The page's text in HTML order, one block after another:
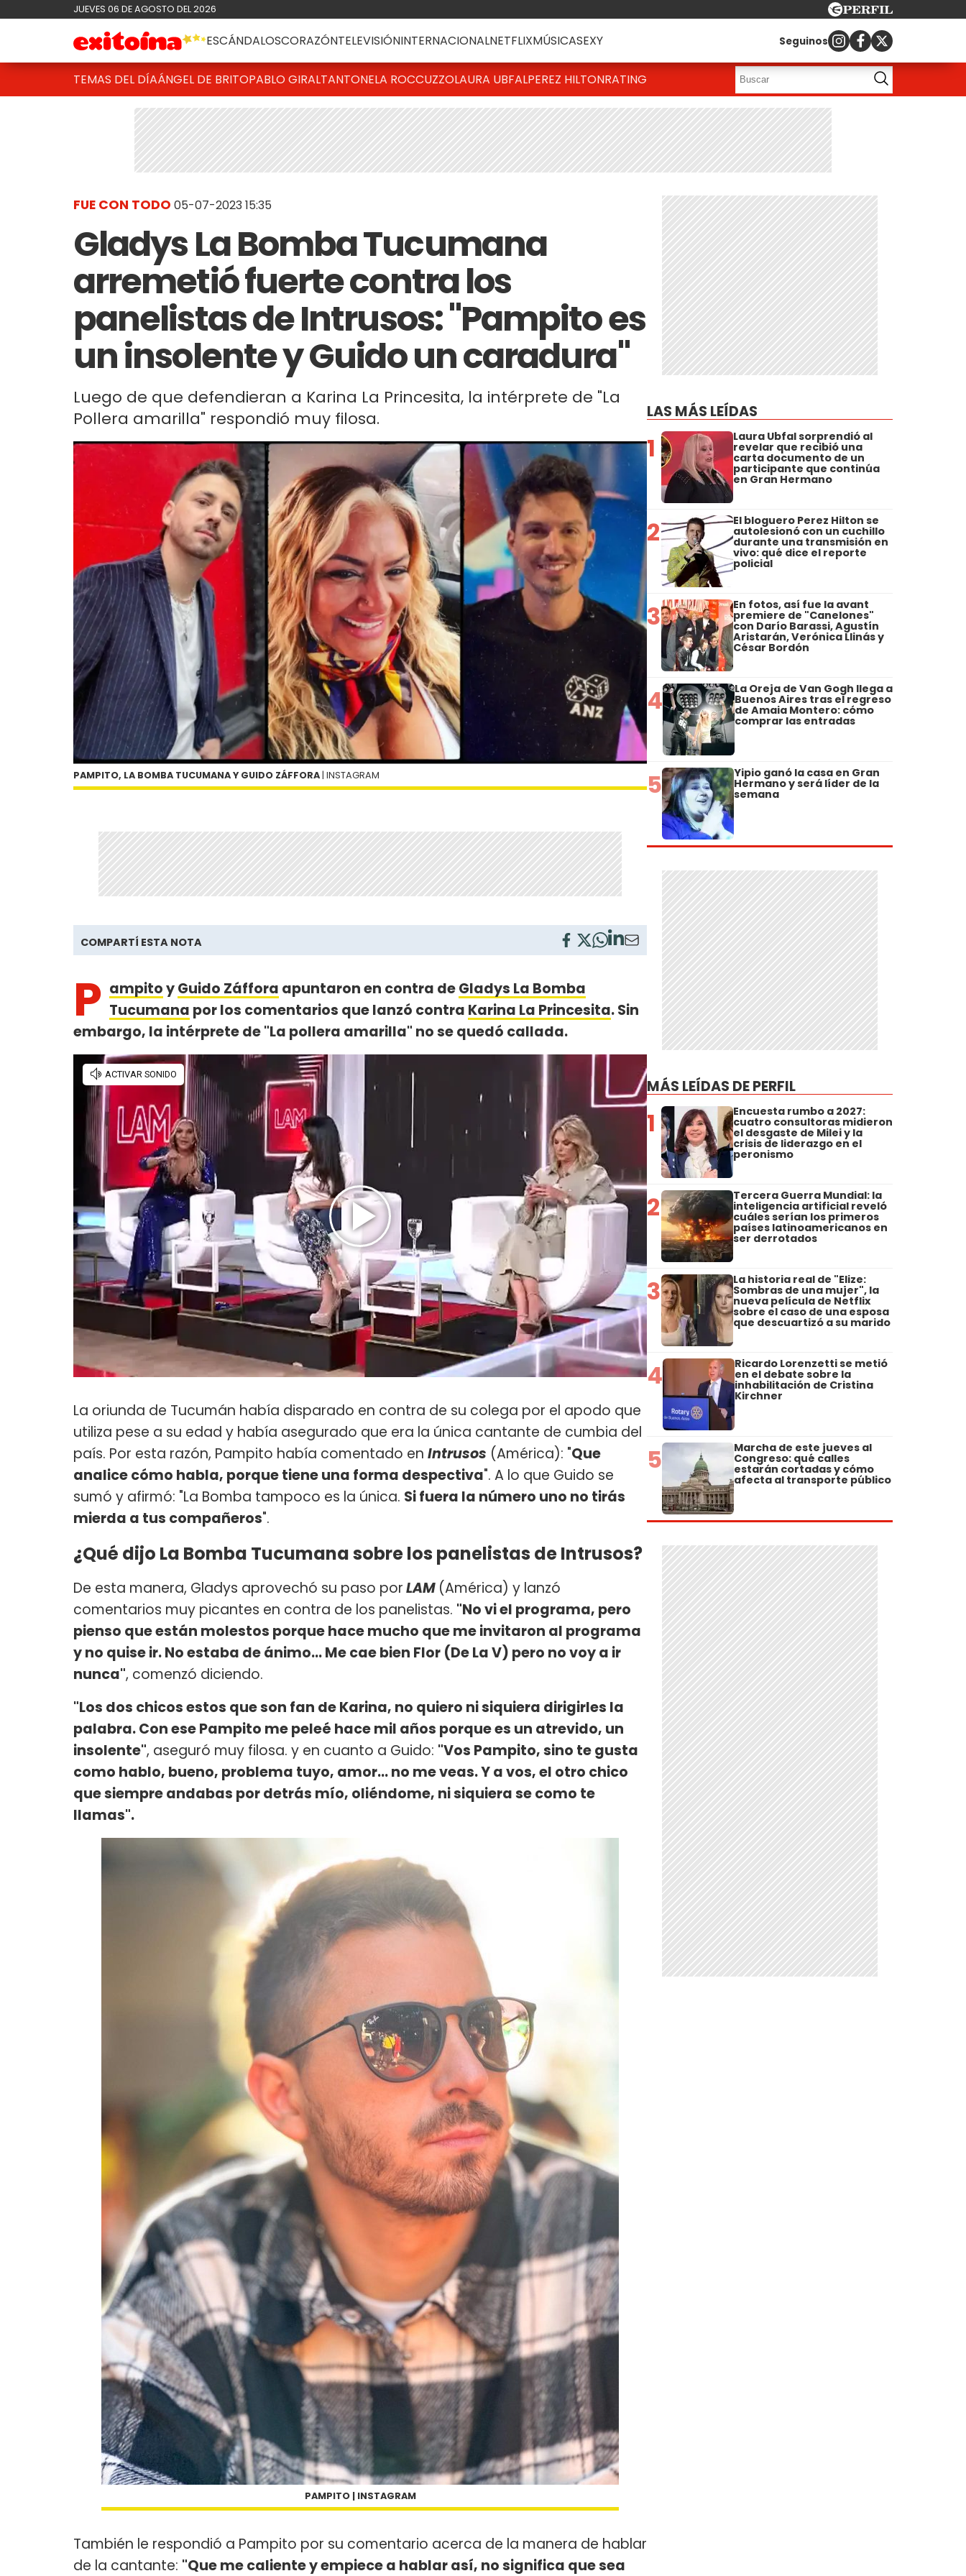
JUEVES 06 DE AGOSTO DEL 2026
ESCÁNDALOSCORAZÓNTELEVISIÓNINTERNACIONALNETFLIXMÚSICASEXY Seguinos
TEMAS DEL DÍAÁNGEL DE BRITOPABLO GIRALTANTONELA ROCCUZZOLAURA UBFALPEREZ HILTONRATING
FUE CON TODO 05-07-2023 15:35
Gladys La Bomba Tucumana
arremetió fuerte contra los
panelistas de Intrusos: "Pampito es
un insolente y Guido un caradura"
Luego de que defendieran a Karina La Princesita, la intérprete de "La
Pollera amarilla" respondió muy filosa.
PAMPITO, LA BOMBA TUCUMANA Y GUIDO ZÁFFORA | INSTAGRAM
COMPARTÍ ESTA NOTA
P ampitoyGuido Záffora apuntaron en contra deGladys La Bomba
Tucumana por los comentarios que lanzó contra Karina La Princesita. Sin
embargo, la intérprete de "La pollera amarilla" no se quedó callada.
La oriunda de Tucumán había disparado en contra de su colega por el apodo que
utiliza pese a su edad y había asegurado que era la única cantante de cumbia del
país. Por esta razón, Pampito había comentado en Intrusos (América): "Que
analice cómo habla, porque tiene una forma despectiva". A lo que Guido se
sumó y afirmó: "La Bomba tampoco es la única. Si fuera la número uno no tirás
mierda a tus compañeros".
¿Qué dijo La Bomba Tucumana sobre los panelistas de Intrusos?
De esta manera, Gladys aprovechó su paso porLAM (América) y lanzó
comentarios muy picantes en contra de los panelistas. "No vi el programa, pero
pienso que están molestos porque hace mucho que me invitaron al programa
y no quise ir. No estaba de ánimo... Me cae bien Flor (De La V) pero no voy a ir
nunca", comenzó diciendo.
"Los dos chicos estos que son fan de Karina, no quiero ni siquiera dirigirles la
palabra. Con ese Pampito me peleé hace mil años porque es un atrevido, un
insolente", aseguró muy filosa. y en cuanto a Guido: "Vos Pampito, sino te gusta
como hablo, bueno, problema tuyo, amor... no me veas. Y a vos, el otro chico
que siempre andabas por detrás mío, oliéndome, ni siquiera se como te
llamas".
PAMPITO | INSTAGRAM
También le respondió a Pampito por su comentario acerca de la manera de hablar
de la cantante: "Que me caliente y empiece a hablar así, no significa que sea
LAS MÁS LEÍDAS
1 Laura Ubfal sorprendió al
revelar que recibió una
carta documento de un
participante que continúa
en Gran Hermano
2 El bloguero Perez Hilton se
autolesionó con un cuchillo
durante una transmisión en
vivo: qué dice el reporte
policial
3 En fotos, así fue la avant
premiere de "Canelones"
con Darío Barassi, Agustín
Aristarán, Verónica Llinás y
César Bordón
4 La Oreja de Van Gogh llega a
Buenos Aires tras el regreso
de Amaia Montero: cómo
comprar las entradas
5 Yipio ganó la casa en Gran
Hermano y será líder de la
semana
MÁS LEÍDAS DE PERFIL
1 Encuesta rumbo a 2027:
cuatro consultoras midieron
el desgaste de Milei y la
crisis de liderazgo en el
peronismo
2 Tercera Guerra Mundial: la
inteligencia artificial reveló
cuáles serían los primeros
países latinoamericanos en
ser derrotados
3 La historia real de "Elize:
Sombras de una mujer", la
nueva película de Netflix
sobre el caso de una esposa
que descuartizó a su marido
4 Ricardo Lorenzetti se metió
en el debate sobre la
inhabilitación de Cristina
Kirchner
5 Marcha de este jueves al
Congreso: qué calles
estarán cortadas y cómo
afecta al transporte público